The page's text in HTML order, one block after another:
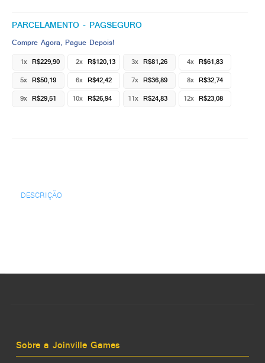
PARCELAMENTO - PAGSEGURO
Compre Agora, Pague Depois!
1x R$229,90 2x R$120,13 3x R$81,26 4x R$61,83
5x R$50,19 6x R$42,42 7x R$36,89 8x R$32,74
9x R$29,51 10x R$26,94 11x R$24,83 12x R$23,08
DESCRIÇÃO
Sobre a Joinville Games